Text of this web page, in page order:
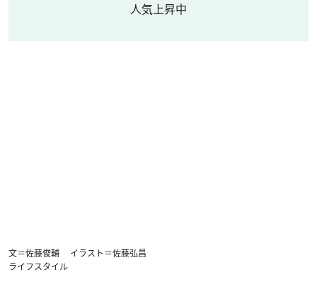
人気上昇中
文＝佐藤俊輔 イラスト＝佐藤弘昌
ライフスタイル